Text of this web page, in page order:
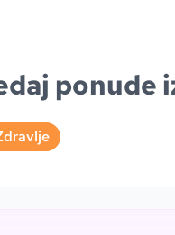
ponude